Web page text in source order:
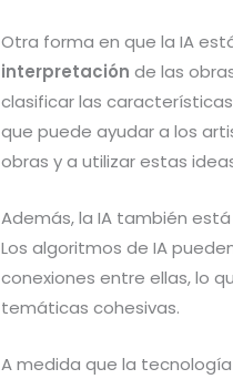
Otra forma en que la IA
interpretación de las
clasificar las
que puede ayudar a los
obras y a utilizar estas
Además, la IA también
Los algoritmos de IA
conexiones entre ellas, lo
temáticas cohesivas.
A medida que la